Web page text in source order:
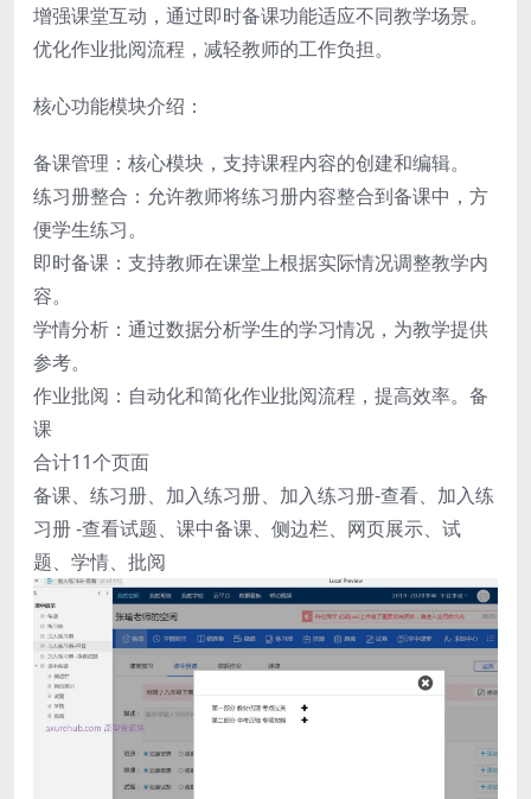
增强课堂互动，通过即时备课功能适应不同教学场景。
优化作业批阅流程，减轻教师的工作负担。
核心功能模块介绍：
备课管理：核心模块，支持课程内容的创建和编辑。
练习册整合：允许教师将练习册内容整合到备课中，方
便学生练习。
即时备课：支持教师在课堂上根据实际情况调整教学内
容。
学情分析：通过数据分析学生的学习情况，为教学提供
参考。
作业批阅：自动化和简化作业批阅流程，提高效率。备
课
合计11个页面
备课、练习册、加入练习册、加入练习册-查看、加入练
习册 -查看试题、课中备课、侧边栏、网页展示、试
题、学情、批阅